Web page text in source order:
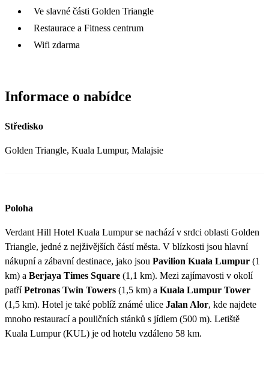
Ve slavné části Golden Triangle
Restaurace a Fitness centrum
Wifi zdarma
Informace o nabídce
Středisko
Golden Triangle, Kuala Lumpur, Malajsie
Poloha
Verdant Hill Hotel Kuala Lumpur se nachází v srdci oblasti Golden
Triangle, jedné z nejživějších částí města. V blízkosti jsou hlavní
nákupní a zábavní destinace, jako jsou Pavilion Kuala Lumpur (1
km) a Berjaya Times Square (1,1 km). Mezi zajímavosti v okolí
patříPetronas Twin Towers (1,5 km) a Kuala Lumpur Tower
(1,5 km). Hotel je také poblíž známé ulice Jalan Alor, kde najdete
mnoho restaurací a pouličních stánků s jídlem (500 m). Letiště
Kuala Lumpur (KUL) je od hotelu vzdáleno 58 km.